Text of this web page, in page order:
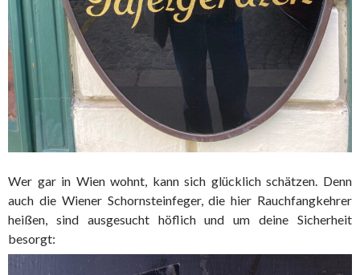
Wer gar in Wien wohnt, kann sich glücklich schätzen. Denn
auch die Wiener Schornsteinfeger, die hier Rauchfangkehrer
heißen, sind ausgesucht höflich und um deine Sicherheit
besorgt: